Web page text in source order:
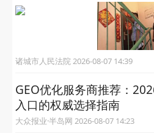
诸城市人民法院 2026-08-07 14:39
GEO优化服务商推荐：
入口的权威选择指南
大众报业·半岛网 2026-08-07 14:23